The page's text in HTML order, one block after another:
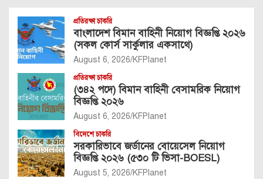
প্রতিরক্ষা চাকরি
বাংলাদেশ বিমান বাহিনী নিয়োগ বিজ্ঞপ্তি ২০২৬
(সকল কোর্স সার্কুলার একসাথে)
August 6, 2026 KFPlanet
প্রতিরক্ষা চাকরি
(৩৪২ পদে) বিমান বাহিনী বেসামরিক নিয়োগ
বিজ্ঞপ্তি ২০২৬
August 6, 2026 KFPlanet
বিদেশে চাকরি
সরকারিভাবে জর্ডানের বোয়েসেল নিয়োগ
বিজ্ঞপ্তি ২০২৬ (৫৩০ টি ভিসা-BOESL)
August 5, 2026 KFPlanet